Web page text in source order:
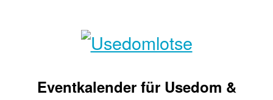
Eventkalender für Usedom &